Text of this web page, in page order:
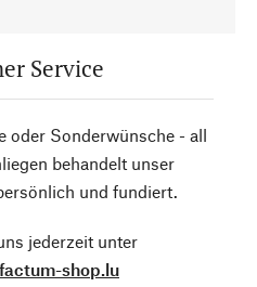
Service
oder Sonderwünsche - all
behandelt unser
und fundiert.
jederzeit unter
shop.lu